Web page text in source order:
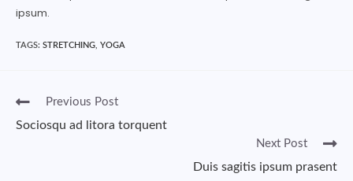
ipsum.
TAGS: STRETCHING YOGA
Previous Post
Sociosqu ad litora torquent
Next Post
Duis sagitis ipsum prasent